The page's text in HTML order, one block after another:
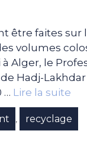
être faites sur
volumes
Alger, le
Hadj-
… Lire la suite
, recyclage